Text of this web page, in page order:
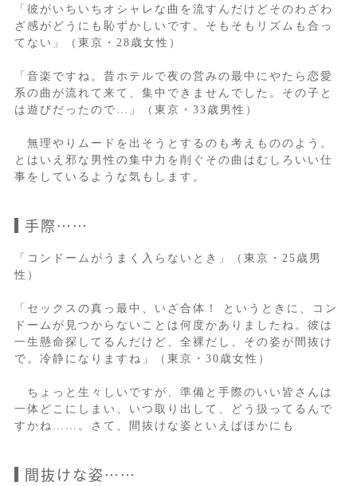
「彼がいちいちオシャレな曲を流すんだけどそのわざわ
ざ感がどうにも恥ずかしいです。そもそもリズムも合っ
てない」（東京・28歳女性）
「音楽ですね。昔ホテルで夜の営みの最中にやたら恋愛
系の曲が流れて来て、集中できませんでした。その子と
は遊びだったので…」（東京・33歳男性）
無理やりムードを出そうとするのも考えもののよう。
とはいえ邪な男性の集中力を削ぐその曲はむしろいい仕
事をしているような気もします。
手際……
「コンドームがうまく入らないとき」（東京・25歳男
性）
「セックスの真っ最中、いざ合体！ というときに、コン
ドームが見つからないことは何度かありましたね。彼は
一生懸命探してるんだけど、全裸だし、その姿が間抜け
で。冷静になりますね」（東京・30歳女性）
ちょっと生々しいですが、準備と手際のいい皆さんは
一体どこにしまい、いつ取り出して、どう扱ってるんで
すかね……。さて、間抜けな姿といえばほかにも
間抜けな姿……